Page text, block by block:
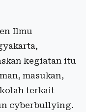
Ilmu
kegiatan itu
masukan,
terkait
cyberbullying.